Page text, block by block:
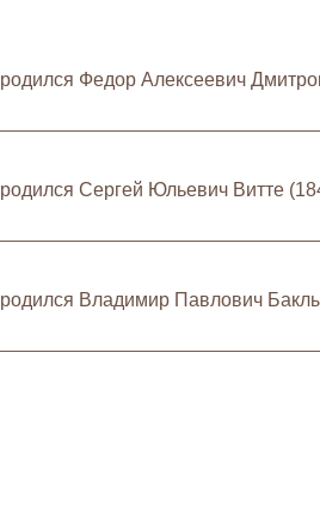
родился Федор Алексеевич
родился Сергей Юльевич Витте
родился Владимир Павлович